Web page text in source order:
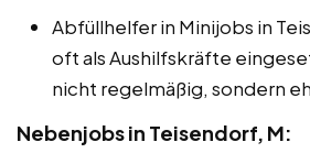
Abfüllhelfer in Minijobs in
oft als Aushilfskräfte
nicht regelmäßig, sondern
Nebenjobs in Teisendorf, M: